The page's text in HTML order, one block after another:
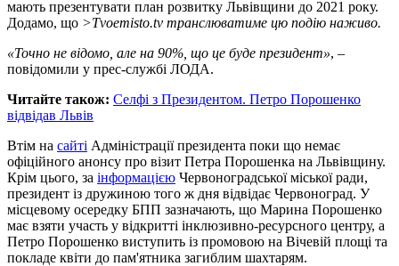
мають презентувати план розвитку Львівщини до 2021 року.
Додамо, що >Tvoemisto.tv транслюватиме цю подію наживо.
«Точно не відомо, але на 90%, що це буде президент», –
повідомили у прес-службі ЛОДА.
Читайте також: Селфі з Президентом. Петро Порошенко
відвідав Львів
Втім на сайті Адміністрації президента поки що немає
офіційного анонсу про візит Петра Порошенка на Львівщину.
Крім цього, за інформацією Червоноградської міської ради,
президент із дружиною того ж дня відвідає Червоноград. У
місцевому осередку БПП зазначають, що Марина Порошенко
має взяти участь у відкритті інклюзивно-ресурсного центру, а
Петро Порошенко виступить із промовою на Вічевій площі та
покладе квіти до пам'ятника загиблим шахтарям.